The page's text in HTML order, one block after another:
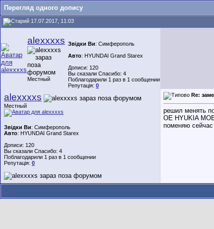
Перегляд одного допису
17.07.2017, 11:03
alexxxxs
Местный
Звідки Ви: Симферополь
Авто: HYUNDAI Grand Starex
Дописи: 120
Вы сказали Спасибо: 4
Поблагодарили 1 раз в 1 сообщении
Репутація: 0
alexxxxs
Местный
Звідки Ви: Симферополь
Авто: HYUNDAI Grand Starex
Дописи: 120
Вы сказали Спасибо: 4
Поблагодарили 1 раз в 1 сообщении
Репутація: 0
Re:
решил менять
OE HYUKIA
поменяю